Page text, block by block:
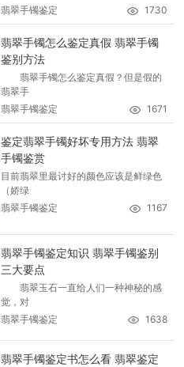
翡翠手镯鉴定
1730
翡翠手镯怎么鉴定真假 翡翠手镯
鉴别方法
翡翠手镯怎么鉴定真假？但是假的
翡翠手
翡翠手镯鉴定
1671
鉴定翡翠手镯好坏专用方法 翡翠
手镯鉴赏
目前翡翠里最讨好的颜色应该是鲜绿色
（娇绿
翡翠手镯鉴定
1167
翡翠手镯鉴定知识 翡翠手镯鉴别
三大要点
翡翠玉石一直给人们一种神秘的感
觉，对
翡翠手镯鉴定
1638
翡翠手镯鉴定书怎么看 翡翠鉴定